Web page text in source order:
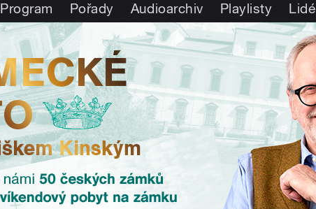
Program Pořady Audioarchiv Playlisty Lidé